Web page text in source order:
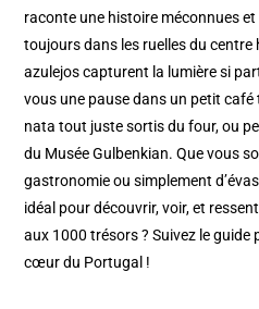
raconte une histoire méconnues
toujours dans les ruelles du
azulejos capturent la lumière si
vous une pause dans un petit
nata tout juste sortis du four, ou
du Musée Gulbenkian. Que vous
gastronomie ou simplement
idéal pour découvrir, voir, et
aux 1000 trésors ? Suivez le
cœur du Portugal !